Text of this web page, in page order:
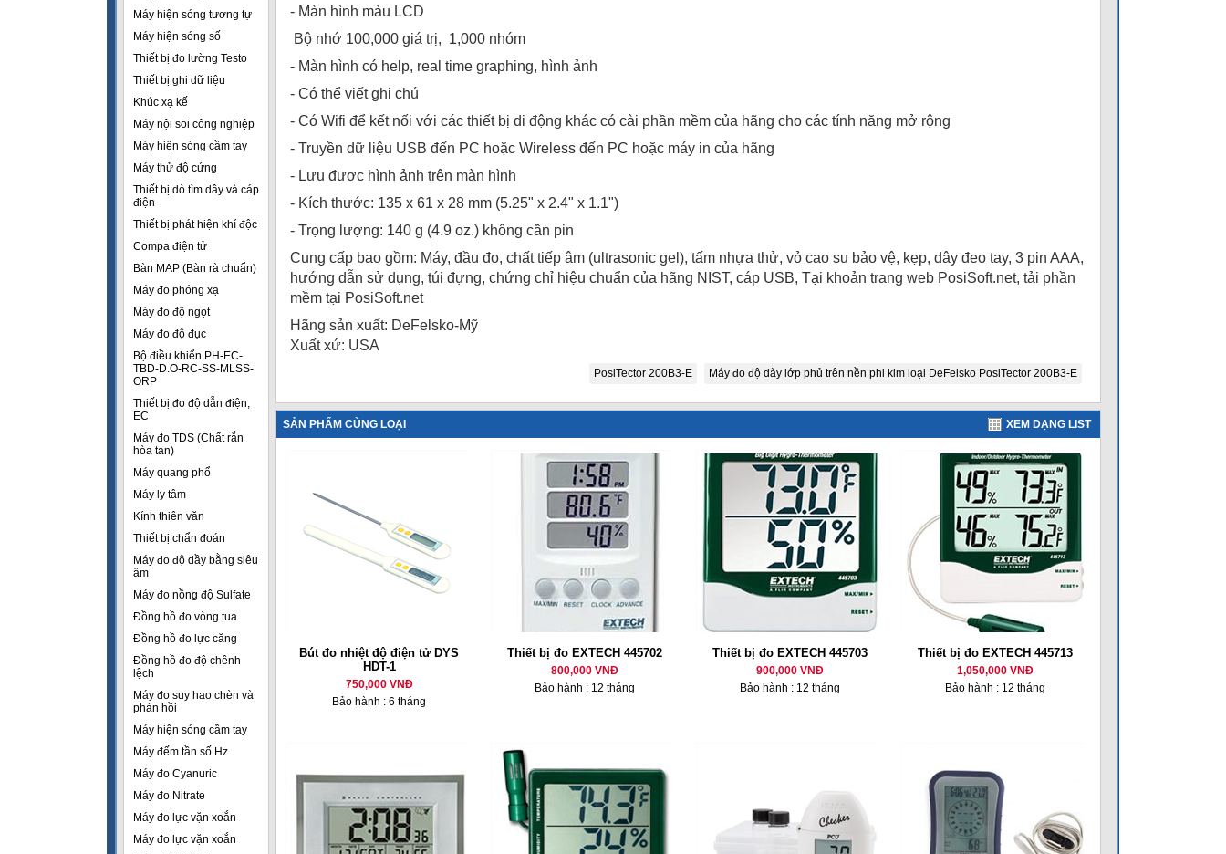
Máy hiện sóng tương tự
Máy hiện sóng số
Thiết bị đo lường Testo
Thiết bị ghi dữ liệu
Khúc xạ kế
Máy nội soi công nghiệp
Máy hiện sóng cầm tay
Máy thử độ cứng
Thiết bị dò tìm dây và cáp
điện
Thiết bị phát hiện khí độc
Compa điện tử
Bàn MAP (Bàn rà chuẩn)
Máy đo phóng xạ
Máy đo độ ngọt
Máy đo độ đục
Bộ điều khiển PH-EC-
TBD-D.O-RC-SS-MLSS-
ORP
Thiết bị đo độ dẫn điện,
EC
Máy đo TDS (Chất rắn
hòa tan)
Máy quang phổ
Máy ly tâm
Kính thiên văn
Thiết bị chẩn đoán
Máy đo độ dầy bằng siêu
âm
Máy đo nồng độ Sulfate
Đồng hồ đo vòng tua
Đồng hồ đo lực căng
Đồng hồ đo độ chênh
lệch
Máy đo suy hao chèn và
phản hồi
Máy hiện sóng cầm tay
Máy đếm tần số Hz
Máy đo Cyanuric
Máy đo Nitrate
Máy đo lực vặn xoắn
Máy đo lực vặn xoắn
- Màn hình màu LCD
Bộ nhớ 100,000 giá trị, 1,000 nhóm
- Màn hình có help, real time graphing, hình ảnh
- Có thể viết ghi chú
- Có Wifi để kết nối với các thiết bị di động khác có cài phần mềm của hãng cho các tính năng mở rộng
- Truyền dữ liệu USB đến PC hoặc Wireless đến PC hoặc máy in của hãng
- Lưu được hình ảnh trên màn hình
- Kích thước: 135 x 61 x 28 mm (5.25" x 2.4" x 1.1")
- Trọng lượng: 140 g (4.9 oz.) không cần pin
Cung cấp bao gồm: Máy, đầu đo, chất tiếp âm (ultrasonic gel), tấm nhựa thử, vỏ cao su bảo vệ, kẹp, dây đeo tay, 3 pin AAA,
hướng dẫn sử dụng, túi đựng, chứng chỉ hiệu chuẩn của hãng NIST, cáp USB, Tại khoản trang web PosiSoft.net, tải phần
mềm tại PosiSoft.net
Hãng sản xuất: DeFelsko-Mỹ
Xuất xứ: USA
PosiTector 200B3-E Máy đo độ dày lớp phủ trên nền phi kim loại DeFelsko PosiTector 200B3-E
SẢN PHẨM CÙNG LOẠI XEM DẠNG LIST
Bút đo nhiệt độ điện tử DYS
HDT-1
750,000 VNĐ
Bảo hành : 6 tháng
Thiết bị đo EXTECH 445702
800,000 VNĐ
Bảo hành : 12 tháng
Thiết bị đo EXTECH 445703
900,000 VNĐ
Bảo hành : 12 tháng
Thiết bị đo EXTECH 445713
1,050,000 VNĐ
Bảo hành : 12 tháng